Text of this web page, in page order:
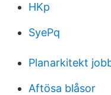
HKp
SyePq
Planarkitekt
Aftösa blåsor